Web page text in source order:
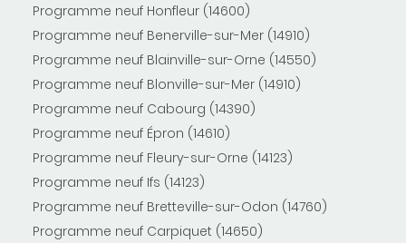
Programme neuf Honfleur (14600)
Programme neuf Benerville-sur-Mer (14910)
Programme neuf Blainville-sur-Orne (14550)
Programme neuf Blonville-sur-Mer (14910)
Programme neuf Cabourg (14390)
Programme neuf Épron (14610)
Programme neuf Fleury-sur-Orne (14123)
Programme neuf Ifs (14123)
Programme neuf Bretteville-sur-Odon (14760)
Programme neuf Carpiquet (14650)